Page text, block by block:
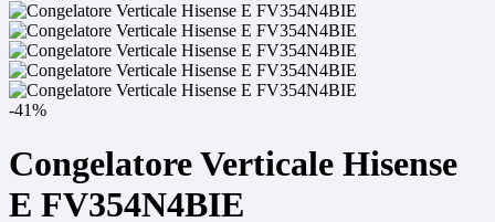
-41%
Congelatore Verticale Hisense
E FV354N4BIE